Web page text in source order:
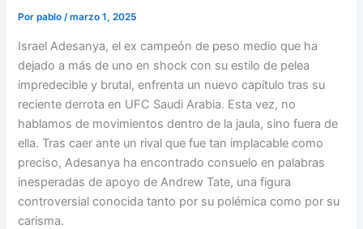
Porpablo/marzo 1, 2025
Israel Adesanya, el ex campeón de peso medio que ha
dejado a más de uno en shock con su estilo de pelea
impredecible y brutal, enfrenta un nuevo capítulo tras su
reciente derrota en UFC Saudi Arabia. Esta vez, no
hablamos de movimientos dentro de la jaula, sino fuera de
ella. Tras caer ante un rival que fue tan implacable como
preciso, Adesanya ha encontrado consuelo en palabras
inesperadas de apoyo de Andrew Tate, una figura
controversial conocida tanto por su polémica como por su
carisma.